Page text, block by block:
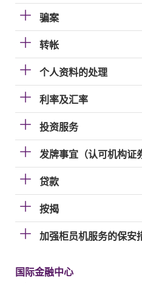
骗案
转帐
个人资料的处理
利率及汇率
投资服务
发牌事宜（认可机构证
贷款
按揭
加强柜员机服务的保安
国际金融中心